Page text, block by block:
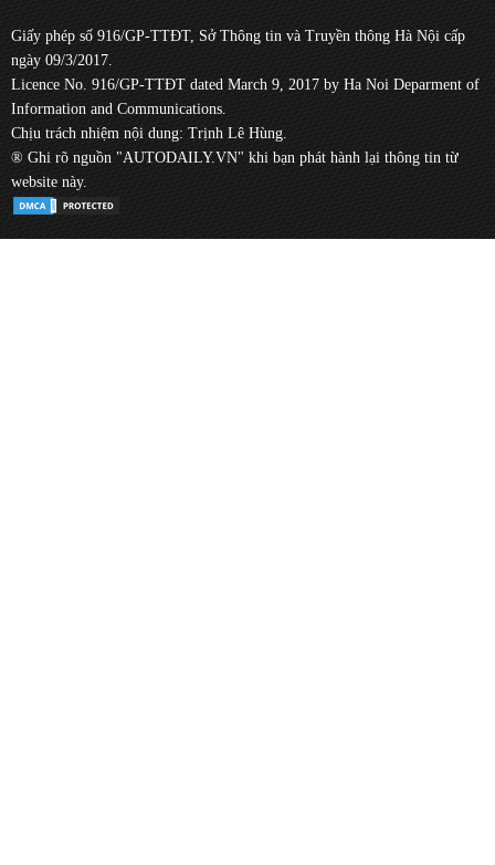
Giấy phép số 916/GP-TTĐT, Sở Thông tin và Truyền thông Hà Nội cấp
ngày 09/3/2017.
Licence No. 916/GP-TTĐT dated March 9, 2017 by Ha Noi Deparment of
Information and Communications.
Chịu trách nhiệm nội dung: Trịnh Lê Hùng.
® Ghi rõ nguồn "AUTODAILY.VN" khi bạn phát hành lại thông tin từ
website này.